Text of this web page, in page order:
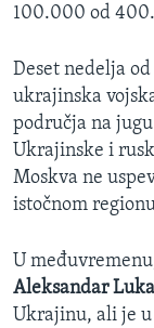
100.000 od
Deset nedelja
ukrajinska
područja na
Ukrajinske i
Moskva ne
istočnom
U
Aleksandar
Ukrajinu, ali je